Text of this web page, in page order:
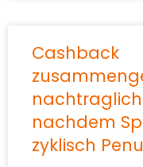
Cashback
nachdem
zyklisch